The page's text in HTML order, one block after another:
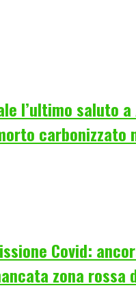
l’ultimo saluto
carbonizzato
Covid:
zona rossa